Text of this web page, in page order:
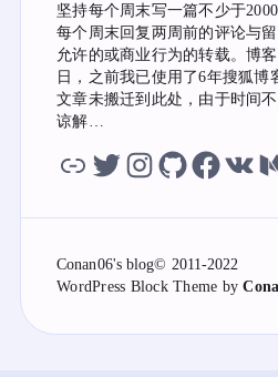
坚持每个周末写一篇不少于
每个周末回复两周前的评论与
允许的或商业行为的转载。博
日，之前我已使用了6年搜狐博
文章未搬迁到此处，由于时间
谅解…
虫洞 twitterinstagram
githubvk
Conan06's blog© 2011-2022
WordPress Block Theme by